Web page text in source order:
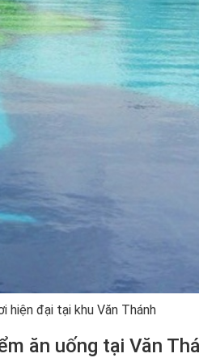
hiện đại tại khu Văn Thánh
ăn uống tại Văn